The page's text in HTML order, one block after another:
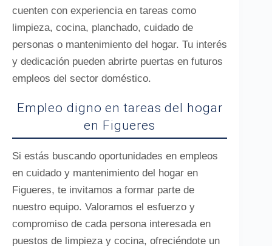
cuenten con experiencia en tareas como
limpieza, cocina, planchado, cuidado de
personas o mantenimiento del hogar. Tu interés
y dedicación pueden abrirte puertas en futuros
empleos del sector doméstico.
Empleo digno en tareas del hogar
en Figueres
Si estás buscando oportunidades en empleos
en cuidado y mantenimiento del hogar en
Figueres, te invitamos a formar parte de
nuestro equipo. Valoramos el esfuerzo y
compromiso de cada persona interesada en
puestos de limpieza y cocina, ofreciéndote un